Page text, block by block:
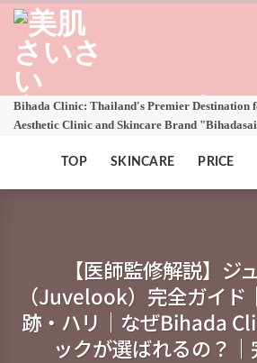
Skip
content
Bihada Clinic: Thailand's Premier Destination
Aesthetic Clinic and Skincare Brand
TOP SKINCARE PRICE
【医師監修解説】ジ
（Juvelook）完全ガイド
跡・ハリ｜なぜBihada
ックが選ばれるの？